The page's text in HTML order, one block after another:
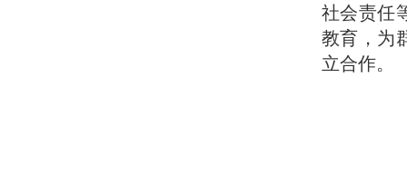
社会责任
教育，为
立合作。